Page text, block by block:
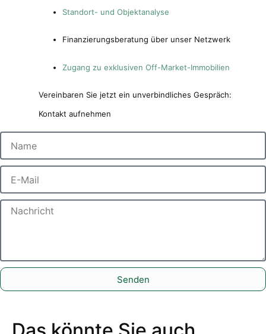
Standort- und Objektanalyse
Finanzierungsberatung über unser Netzwerk
Zugang zu exklusiven Off-Market-Immobilien
Vereinbaren Sie jetzt ein unverbindliches Gespräch:
Kontakt aufnehmen
Senden